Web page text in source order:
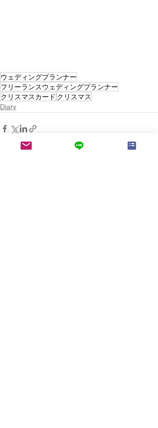
ウェディングプランナー
フリーランスウェディングプランナー
クリスマスカード クリスマス
Diary